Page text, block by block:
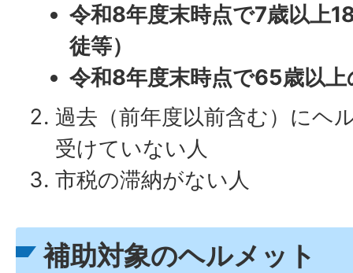
令和8年度末時点で7歳以上
徒等）
令和8年度末時点で65歳以上
過去（前年度以前含む）にヘ
受けていない人
市税の滞納がない人
補助対象のヘルメット